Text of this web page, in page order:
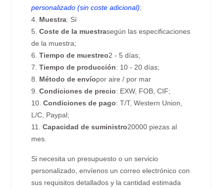
personalizado (sin coste adicional);
4. Muestra: Sí
5.Coste de la muestrasegún las especificaciones
de la muestra;
6.Tiempo de muestreo2 - 5 días;
7.Tiempo de producción: 10 - 20 días;
8. Método de envíopor aire / por mar
9.Condiciones de precio: EXW, FOB, CIF;
10.Condiciones de pago: T/T, Western Union,
L/C, Paypal;
11.Capacidad de suministro20000 piezas al
mes.
Si necesita un presupuesto o un servicio
personalizado, envíenos un correo electrónico con
sus requisitos detallados y la cantidad estimada